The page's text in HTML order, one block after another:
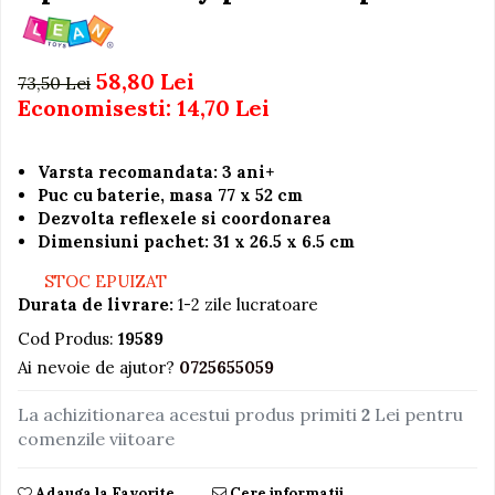
Jucarii de baie
Caluti balansoar
Figurine
Ateliere si unelte
Blocuri de constructie
Covorase de dans
Fotolii gonflabile
Ingrijire cosmetica mamici
Perioada Sarcinii
Pompe de san
73,50 Lei 58,80 Lei
Economisesti: 14,70 Lei
Varsta recomandata: 3 ani+
Puc cu baterie, masa 77 x 52 cm
Dezvolta reflexele si coordonarea
Dimensiuni pachet: 31 x 26.5 x 6.5 cm
STOC EPUIZAT
Durata de livrare: 1-2 zile lucratoare
Cod Produs: 19589
Ai nevoie de ajutor? 0725655059
La achizitionarea acestui produs primiti 2 Lei pentru
comenzile viitoare